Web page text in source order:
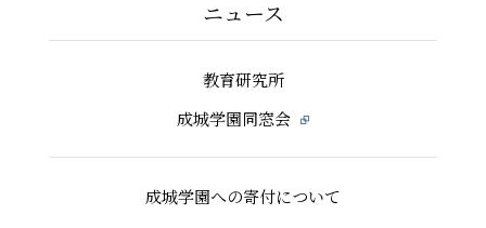
ニュース
教育研究所
成城学園同窓会
成城学園への寄付について